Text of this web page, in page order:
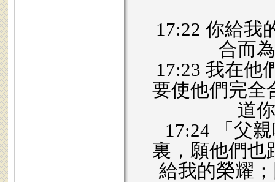
17:22 你給我
合而
17:23 我在他
要使他們完全
道
17:24 「父
裏，願他們也
給我的榮耀